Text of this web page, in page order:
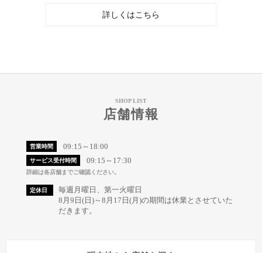
詳しくはこちら
SHOP LIST
店舗情報
営業時間 09:15～18:00
サービス受付時間 09:15～17:30
詳細は各店舗までご確認ください。
定休日
毎週月曜日、第一火曜日
8月9日(日)～8月17日(月)の期間は休業とさせていた
だきます。